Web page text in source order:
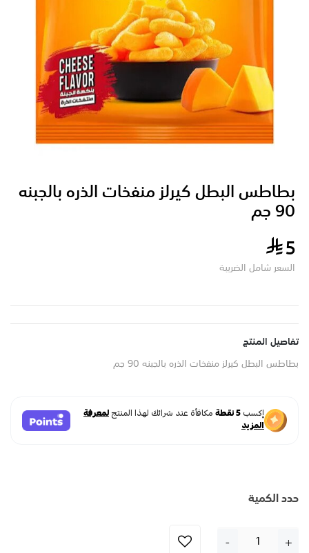
بطاطس البطل كيرلز منفخات الذره بالجبنه
90 جم
5
السعر شامل الضريبة
تفاصيل المنتج
بطاطس البطل كيرلز منفخات الذره بالجبنه 90 جم
حدد الكمية
+
-